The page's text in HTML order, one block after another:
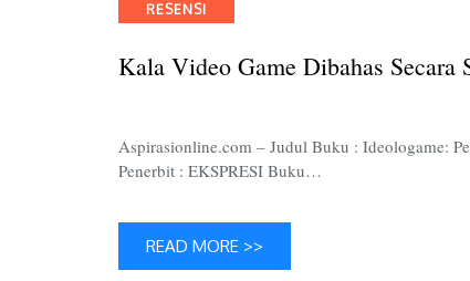
Categories
RESENSI
Kala Video Game Dibahas Secara
Aspirasionline.com – Judul Buku : Ideologame:
Penerbit : EKSPRESI Buku…
READ MORE >>